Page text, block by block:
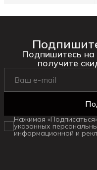
Подпишитесь на
получите
Нажимая
указанных
информационной и